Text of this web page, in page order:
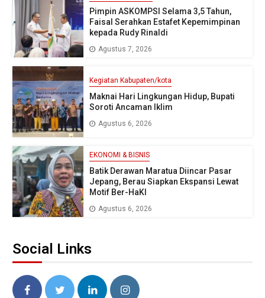
Pimpin ASKOMPSI Selama 3,5 Tahun,
Faisal Serahkan Estafet Kepemimpinan
kepada Rudy Rinaldi
Agustus 7, 2026
Kegiatan Kabupaten/kota
Maknai Hari Lingkungan Hidup, Bupati
Soroti Ancaman Iklim
Agustus 6, 2026
EKONOMI & BISNIS
Batik Derawan Maratua Diincar Pasar
Jepang, Berau Siapkan Ekspansi Lewat
Motif Ber-HaKI
Agustus 6, 2026
Social Links